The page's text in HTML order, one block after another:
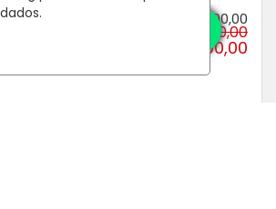
Economize R$ 19.000,00
VENDA: DE R$ 199.000,00
POR: R$ 180.000,00